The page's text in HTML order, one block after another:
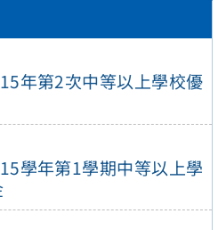
年第2次中等以上學校優
學年第1學期中等以上學